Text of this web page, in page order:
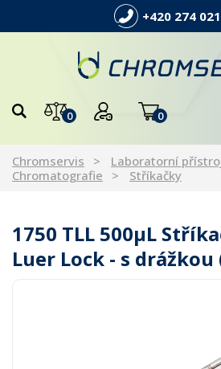
+420 274
0 0
Chromservis
Laboratorní
Chromatografie
Stříkačky
1750 TLL 500µL
Luer Lock - s